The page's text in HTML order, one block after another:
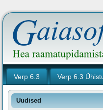
Verp 6.3 Verp 6.3
Uudised